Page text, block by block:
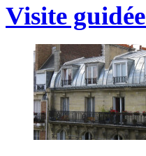
Visite